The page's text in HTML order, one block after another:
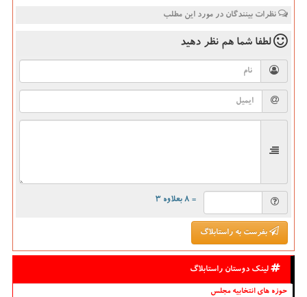
نظرات بینندگان در مورد این مطلب
لطفا شما هم نظر دهید
= ۸ بعلاوه ۳
بفرست به راستابلاگ
لینک دوستان راستابلاگ
حوزه های انتخابیه مجلس